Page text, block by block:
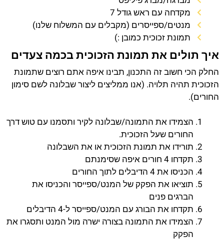
מקדחה עם ראש גודל 7
מנטים/ספייסרים (מקבלים עם המשלוח שלנו)
תמונת זכוכית כמובן :)
איך תולים את תמונת הזכוכית בכמה צעדים
החלק הכי חשוב זה התכנון, תבינו איפה אתם רוצים שתמונת
הזכוכית תהיה תלויה. (אנו ממליצים ליצור שבלונה לשם סימון
החורים).
הצמידו את התמונה/שבלונה לקיר ותסמנו עם טוש דרך
החורים שעל הזכוכית.
תורידו את תמונת הזכוכית או את השבלונה
תקדחו 4 חורים איפה שסימנתם
הכניסו את 4 הדיבלים לתוך החורים
תוציאו את הפקק של המנט/ספייסר והכניסו את
הברגים פנים
תקדחו את הבורג עם המנט/ספייסר ל-4 הדיבלים
הצמידו את התמונה בצורה ישרה מול המנט ותסגרו את
הפקק